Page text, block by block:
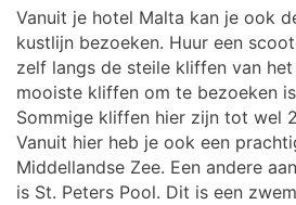
Vanuit je hotel Malta kan je ook
kustlijn bezoeken. Huur een
zelf langs de steile kliffen van
mooiste kliffen om te bezoeken
Sommige kliffen hier zijn tot wel
Vanuit hier heb je ook een
Middellandse Zee. Een andere
is St. Peters Pool. Dit is een